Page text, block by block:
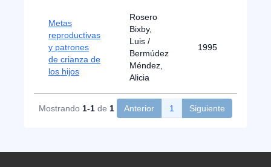
Metas
reproductivas
y patrones
de crianza de
los hijos
Rosero
Bixby,
Luis /
Bermúdez
Méndez,
Alicia
1995
Mostrando 1-1 de 1 Anterior 1 Siguiente